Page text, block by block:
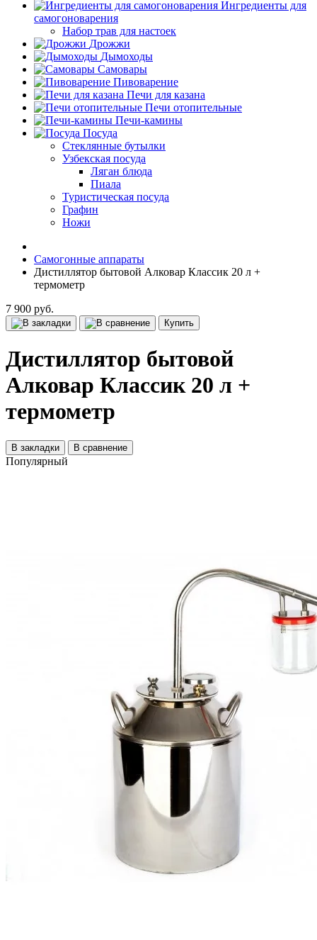
Ингредиенты для
самогоноварения
Набор трав для настоек
Дрожжи
Дымоходы
Самовары
Пивоварение
Печи для казана
Печи отопительные
Печи-камины
Посуда
Стеклянные бутылки
Узбекская посуда
Ляган блюда
Пиала
Туристическая посуда
Графин
Ножи
Самогонные аппараты
Дистиллятор бытовой Алковар Классик 20 л +
термометр
7 900 руб.
Купить
Дистиллятор бытовой
Алковар Классик 20 л +
термометр
В закладки В сравнение
Популярный